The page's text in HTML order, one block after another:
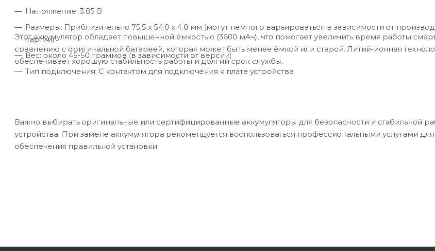
Напряжение: 3.85 В
Размеры: Приблизительно 75.5 x 54.0 x 4.8 мм (могут немного варьироваться в зависимости от
партии)
Вес: около 45-50 граммов (в зависимости от версии)
Тип подключения: С контактом для подключения к плате устройства
Этот аккумулятор обладает повышенной ёмкостью (3600 мАч), что помогает увеличить время работы
сравнению с оригинальной батареей, которая может быть менее ёмкой или старой. Литий-ионная
обеспечивает хорошую стабильность работы и долгий срок службы.
Важно выбирать оригинальные или сертифицированные аккумуляторы для безопасности и стабильной
устройства. При замене аккумулятора рекомендуется воспользоваться профессиональными услугами для
обеспечения правильной установки.